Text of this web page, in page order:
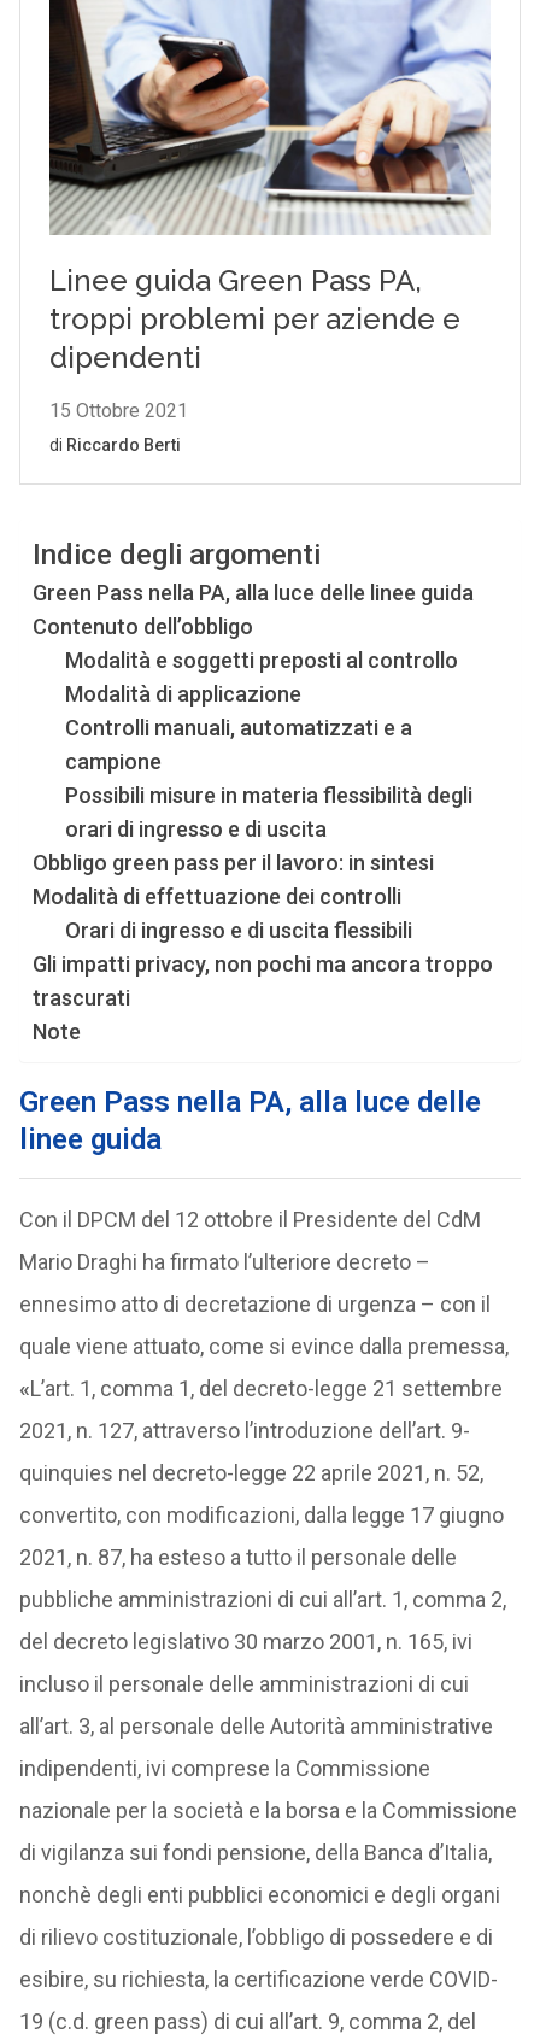
Indice degli argomenti
Green Pass nella PA, alla luce delle linee guida
Contenuto dell’obbligo
Modalità e soggetti preposti al controllo
Modalità di applicazione
Controlli manuali, automatizzati e a
campione
Possibili misure in materia flessibilità degli
orari di ingresso e di uscita
Obbligo green pass per il lavoro: in sintesi
Modalità di effettuazione dei controlli
Orari di ingresso e di uscita flessibili
Gli impatti privacy, non pochi ma ancora troppo
trascurati
Note
Green Pass nella PA, alla luce delle
linee guida
Con il DPCM del 12 ottobre il Presidente del CdM
Mario Draghi ha firmato l’ulteriore decreto –
ennesimo atto di decretazione di urgenza – con il
quale viene attuato, come si evince dalla premessa,
«L’art. 1, comma 1, del decreto-legge 21 settembre
2021, n. 127, attraverso l’introduzione dell’art. 9-
quinquies nel decreto-legge 22 aprile 2021, n. 52,
convertito, con modificazioni, dalla legge 17 giugno
2021, n. 87, ha esteso a tutto il personale delle
pubbliche amministrazioni di cui all’art. 1, comma 2,
del decreto legislativo 30 marzo 2001, n. 165, ivi
incluso il personale delle amministrazioni di cui
all’art. 3, al personale delle Autorità amministrative
indipendenti, ivi comprese la Commissione
nazionale per la società e la borsa e la Commissione
di vigilanza sui fondi pensione, della Banca d’Italia,
nonchè degli enti pubblici economici e degli organi
di rilievo costituzionale, l’obbligo di possedere e di
esibire, su richiesta, la certificazione verde COVID-
19 (c.d. green pass) di cui all’art. 9, comma 2, del